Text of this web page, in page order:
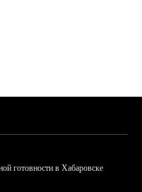
готовности в Хабаровске